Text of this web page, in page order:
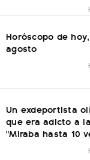
Horóscopo de
agosto
Un exdeportista
que era adicto a
"Miraba hasta 10